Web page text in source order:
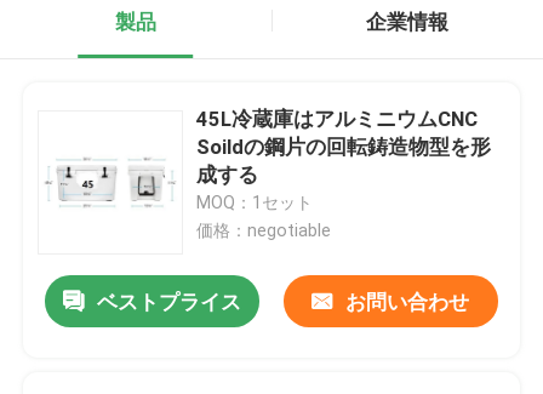
製品 企業情報
45L冷蔵庫はアルミニウムCNC
Soildの鋼片の回転鋳造物型を形
成する
MOQ：1セット
価格：negotiable
ベストプライス お問い合わせ